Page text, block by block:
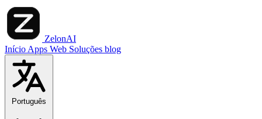
ZelonAI
Início Apps Web Soluções blog
Português